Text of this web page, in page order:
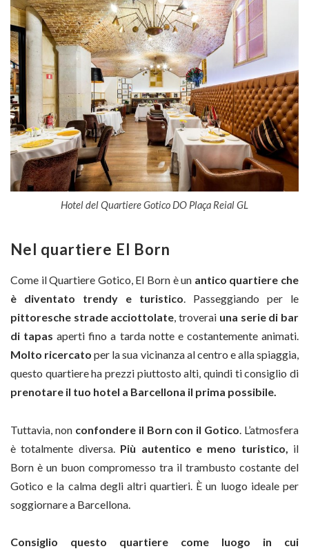
Hotel del Quartiere Gotico DO Plaça Reial GL
Nel quartiere El Born
Come il Quartiere Gotico, El Born è un antico quartiere che
è diventato trendy e turistico. Passeggiando per le
pittoresche strade acciottolate, troverai una serie di bar
di tapas aperti fino a tarda notte e costantemente animati.
Molto ricercato per la sua vicinanza al centro e alla spiaggia,
questo quartiere ha prezzi piuttosto alti, quindi ti consiglio di
prenotare il tuo hotel a Barcellona il prima possibile.
Tuttavia, non confondere il Born con il Gotico . L’atmosfera
è totalmente diversa. Più autentico e meno turistico,
il
Born è un buon compromesso tra il trambusto costante del
Gotico e la calma degli altri quartieri. È un luogo ideale per
soggiornare a Barcellona.
Consiglio questo quartiere come luogo in cui